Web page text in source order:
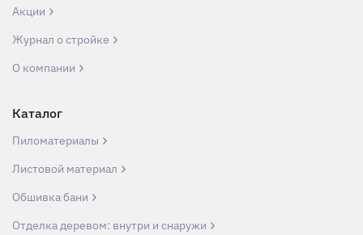
Акции
Журнал о стройке
О компании
Каталог
Пиломатериалы
Листовой материал
Обшивка бани
Отделка деревом: внутри и снаружи